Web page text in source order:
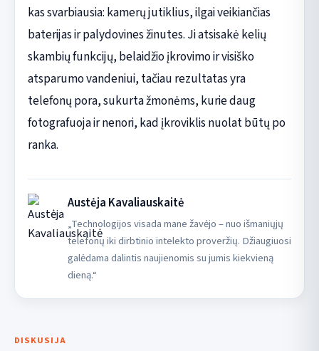
kas svarbiausia: kamerų jutiklius, ilgai veikiančias
baterijas ir palydovines žinutes. Ji atsisakė kelių
skambių funkcijų, belaidžio įkrovimo ir visiško
atsparumo vandeniui, tačiau rezultatas yra
telefonų pora, sukurta žmonėms, kurie daug
fotografuoja ir nenori, kad įkroviklis nuolat būtų po
ranka.
Austėja Kavaliauskaitė
„Technologijos visada mane žavėjo – nuo išmaniųjų
telefonų iki dirbtinio intelekto proveržių. Džiaugiuosi
galėdama dalintis naujienomis su jumis kiekvieną
dieną.“
DISKUSIJA